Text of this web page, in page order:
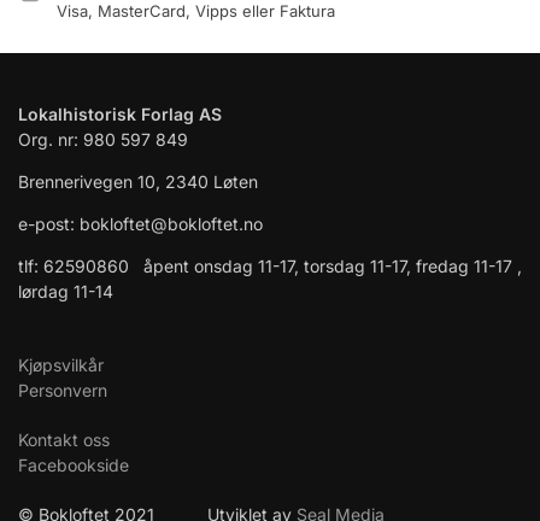
Visa, MasterCard, Vipps eller Faktura
Lokalhistorisk Forlag AS
Org. nr: 980 597 849
Brennerivegen 10, 2340 Løten
e-post: bokloftet@bokloftet.no
tlf: 62590860 åpent onsdag 11-17, torsdag 11-17, fredag 11-17 ,
lørdag 11-14
Kjøpsvilkår
Personvern
Kontakt oss
Facebookside
© Bokloftet 2021 Utviklet av Seal Media